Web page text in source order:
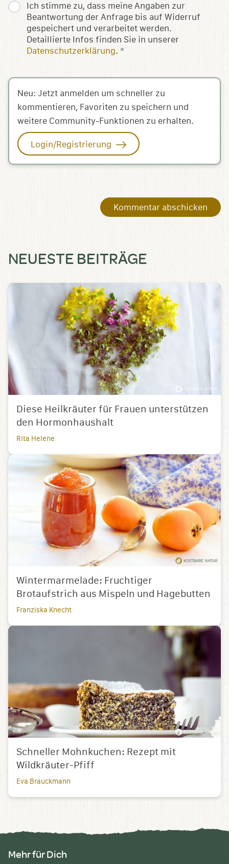
Ich stimme zu, dass meine Angaben zur
Beantwortung der Anfrage bis auf Widerruf
gespeichert und verarbeitet werden.
Detaillierte Infos finden Sie in unserer
Datenschutzerklärung. *
Neu: Jetzt anmelden um schneller zu
kommentieren, Favoriten zu speichern und
weitere Community-Funktionen zu erhalten.
Login/Registrierung
NEUESTE BEITRÄGE
Diese Heilkräuter für Frauen unterstützen
den Hormonhaushalt
Rita Helene
Wintermarmelade: Fruchtiger
Brotaufstrich aus Mispeln und Hagebutten
Franziska Knecht
Schneller Mohnkuchen: Rezept mit
Wildkräuter-Pfiff
Eva Brauckmann
Mehr für Dich